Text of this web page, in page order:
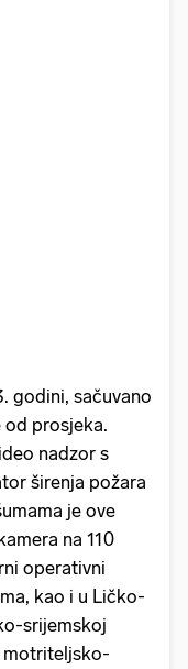
godini, sačuvano
od prosjeka.
nadzor s
širenja požara
je ove
na 110
operativni
kao i u Ličko-
srijemskoj
motriteljsko-